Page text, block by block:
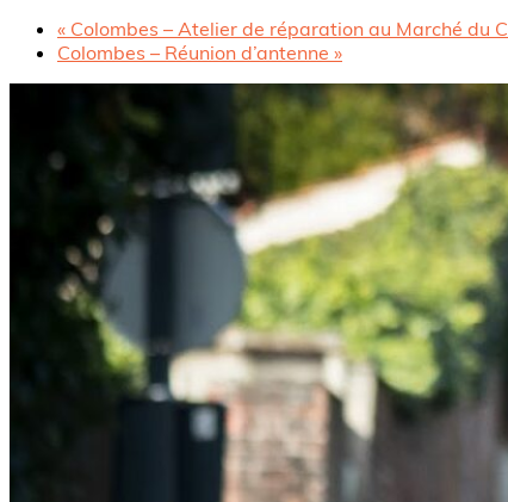
« Colombes – Atelier de réparation au Marché du
Colombes – Réunion d’antenne »